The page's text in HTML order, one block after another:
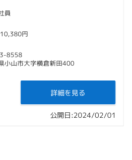
員
円
8558
小山市大字横倉新田400
詳細を見る
公開日:2024/02/01